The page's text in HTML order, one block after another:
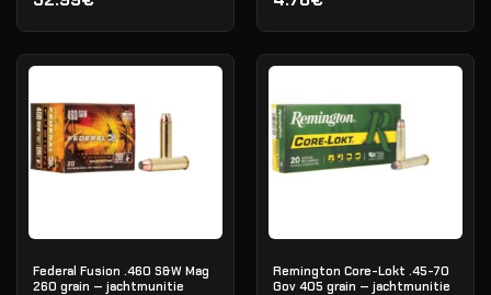
Federal Fusion .460 S&W Mag
260 grain — jachtmunitie
Remington Core-Lokt .45-70
Gov 405 grain — jachtmunitie